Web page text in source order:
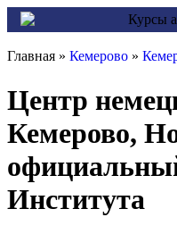
Главная » Кемерово »
Центр
Кемерово,
Института